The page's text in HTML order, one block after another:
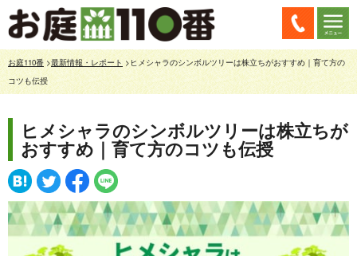
お庭110番>最新情報・レポート >ヒメシャラのシンボルツリーは株立ちがおすすめ｜育て方の
コツも伝授
ヒメシャラのシンボルツリーは株立ちが
おすすめ｜育て方のコツも伝授